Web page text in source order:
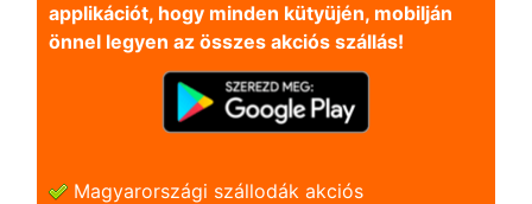
applikációt, hogy minden kütyüjén, mobilján
önnel legyen az összes akciós szállás!
Magyarországi szállodák akciós